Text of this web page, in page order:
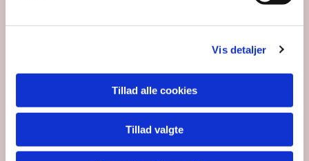
Vis detaljer
Tillad alle cookies
Tillad valgte